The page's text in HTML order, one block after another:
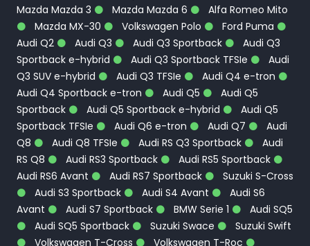
Mazda Mazda 3
Mazda Mazda 6
Alfa Romeo Mito
Mazda MX-30
Volkswagen Polo
Ford Puma
Audi Q2
Audi Q3 Audi Q3 Sportback
Audi Q3
Sportback e-hybrid
Audi Q3 Sportback TFSIe
Audi
Q3 SUV e-hybrid
Audi Q3 TFSIe
Audi Q4 e-tron
Audi Q4 Sportback e-tron
Audi Q5
Audi Q5
Sportback
Audi Q5 Sportback e-hybrid
Audi Q5
Sportback TFSIe
Audi Q6 e-tron Audi Q7
Audi
Q8
Audi Q8 TFSIe Audi RS Q3 Sportback
Audi
RS Q8
Audi RS3 Sportback
Audi RS5 Sportback
Audi RS6 Avant
Audi RS7 Sportback
Suzuki S-Cross
Audi S3 Sportback
Audi S4 Avant
Audi S6
Avant
Audi S7 Sportback BMW Serie 1
Audi SQ5
Audi SQ5 Sportback
Suzuki Swace
Suzuki Swift
Volkswagen T-Cross
Volkswagen T-Roc